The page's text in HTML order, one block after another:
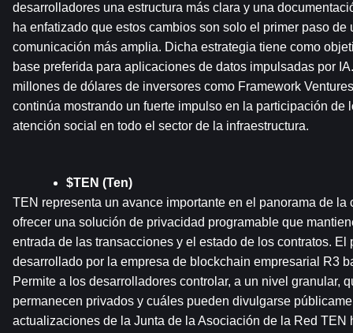
desarrolladores una estructura más clara y una
ha enfatizado que estos cambios son solo el primer paso de
comunicación más amplia. Dicha estrategia tiene como
base preferida para aplicaciones de datos impulsadas por
millones de dólares de inversores como Framework
continúa mostrando un fuerte impulso en la participación de
atención social en todo el sector de la infraestructura.
$TEN (Ten)
TEN representa un avance importante en el panorama de la
ofrecer una solución de privacidad programable que
entrada de las transacciones y el estado de los contratos. El
desarrollado por la empresa de blockchain empresarial R3
Permite a los desarrolladores controlar, a un nivel granular,
permanecen privados y cuáles pueden divulgarse
actualizaciones de la Junta de la Asociación de la Red TEN